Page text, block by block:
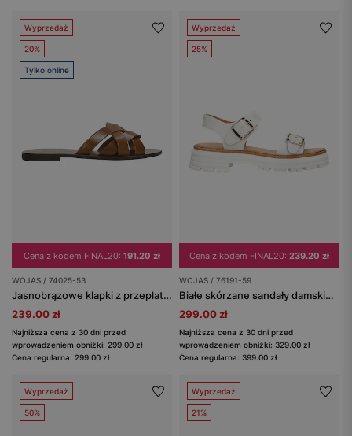
Wyprzedaż
20%
Tylko online
Cena z kodem FINAL20: 191.20 zł
WOJAS / 74025-53
Jasnobrązowe klapki z przeplatanymi paskami
239.00 zł
Najniższa cena z 30 dni przed
wprowadzeniem obniżki: 299.00 zł
Cena regularna: 299.00 zł
Wyprzedaż
25%
Cena z kodem FINAL20: 239.20 zł
WOJAS / 76191-59
Białe skórzane sandały damskie na wysokiej podeszwie
299.00 zł
Najniższa cena z 30 dni przed
wprowadzeniem obniżki: 329.00 zł
Cena regularna: 399.00 zł
Wyprzedaż
50%
Wyprzedaż
21%